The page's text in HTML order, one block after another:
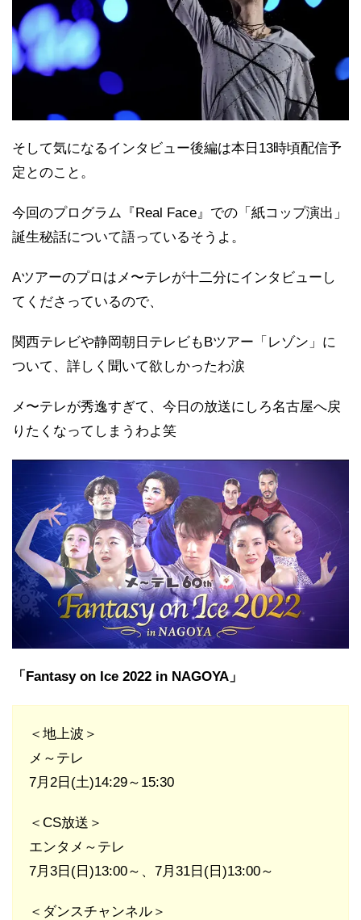
そして気になるインタビュー後編は本日13時頃配信予
定とのこと。
今回のプログラム『Real Face』での「紙コップ演出」
誕生秘話について語っているそうよ。
Aツアーのプロはメ〜テレが十二分にインタビューし
てくださっているので、
関西テレビや静岡朝日テレビもBツアー「レゾン」に
ついて、詳しく聞いて欲しかったわ涙
メ〜テレが秀逸すぎて、今日の放送にしろ名古屋へ戻
りたくなってしまうわよ笑
「Fantasy on Ice 2022 in NAGOYA」
＜地上波＞
メ～テレ
7月2日(土)14:29～15:30
＜CS放送＞
エンタメ～テレ
7月3日(日)13:00～、7月31日(日)13:00～
＜ダンスチャンネル＞